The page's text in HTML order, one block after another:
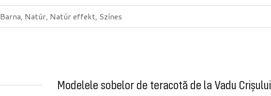
Barna, Natúr, Natúr effekt, Színes
Modelele sobelor de teracotă de la Vadu Crișului